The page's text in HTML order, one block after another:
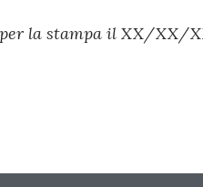
per la stampa il XX/XX/